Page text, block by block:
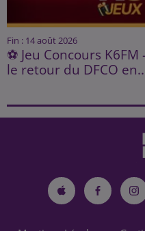
Fin : 14 août 2026
⚽ Jeu Concours
le retour du DFCO